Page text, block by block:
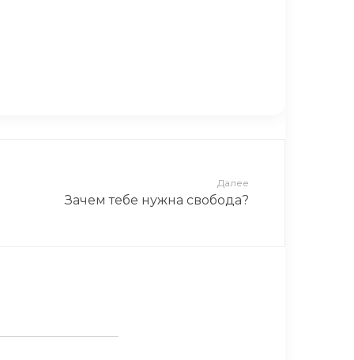
Далее
Зачем тебе нужна свобода?